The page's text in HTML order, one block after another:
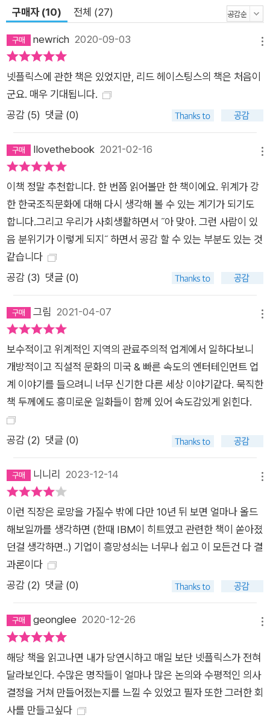
플레이어를 모은 후, 시장 가치에 맞게 연봉을 인상해 주면서 높
원들이 누구의 눈치도 보지 않고 최고의 의사결정을 할 수 있도록
각종 규제와 통제를 제거해 나간다. 이 같은 운영 방식이 누구보
다 빠른 혁신을 가능하게 했다. 마이어 교수는 2년여의 기간 동안
200명이 넘는 넷플릭스 전.현직 직원을 인터뷰하며 그들의 문화
를 분석했다. 그간 넷플릭스 밖에서 그들의 문화를 연구하고 파헤
쳤던 무수한 기업과 언론매체가 결코 알 수 없었던 넷플릭스 성공
의 실체가 《규칙 없음》에서 그 베일을 벗는다. “독수리를 새장에
가두지 말 것!” 놀랍도록 유연한 넷플릭스의 독특한 생태계 창의
성과 혁신. 이 시대 기업은 물론 개인의 ‘성공 요인’에 빠지지 않
고 등장하는 단어다. 문제는 남다른 창의성을 갖추고 능률적으로
일하는 인재들로 회사를 꾸려놓고도, 많은 조직이 산업 시대에서
나 통할 법한 통제와 규정을 마련해 직원들의 장점을 상쇄한다는
것이다. 하늘로 솟구쳐 오르려는 독수리를 새장에 가두는 격. 리
드 헤이스팅스는 자신이 처음 설립했던 ‘퓨어 소프트웨어’에서의
실패를 교훈 삼아, 넷플릭스를 완전히 다르게 운영하기로 결심했
다. 인재들의 날개를 칭칭 감고 있던 관료주의적인 통제와 절차를
없애기로 한 것이다. 웬만한 회사에는 있지만, 넷플릭스에는 없는
규정과 절차만 10가지가 넘는다. 가령 이런 것들이다. 휴가 규정 |
비용 규정 | 승인 절차 | 출장 규정 | 계약 승인 | 급여 등급 의사결
정 승인 | 성과 향상 계획 | 인상 풀 | 핵심성과지표 | 목표관리법
위원회에 의한 의사결정 | 연봉 밴드 | 성과에 따른 보너스 넷플릭
스에는 정해진 휴가 기간이 없다. 기획한 아이템 진행이나 업체와
의 계약 여부에 상사의 승인을 기다릴 필요도 없다. 출장 시 어느
이 구입할 수 있는지에 관한 규정 역시 없다. 직급에 따른 연봉 기
준도 없지만, 확실한 건 업계 최고 수준이라는 것이다. 물론 성과
주기 때문이다. 인간은 먼저 확실한 보상을 보장받을 때, 최고의
아이디어와 창의성이 발현된다는 판단에서다. 규정이나 절차가
없으면 너무 방만하게 운영되고 이를 악용하는 직원이 생기지 않
을까 우려할 수 있다. 물론 일반적인 결재 시스템을 갖췄을 때와
비교해 경비가 10%가량 늘었지만, 리드 헤이스팅스의 말을 빌리
도 아니다. 덕분에 넷플릭스는 스타 플레이어들이 일하고 싶은 회
사가 되었고, 이들을 통해 대단히 빠르고 놀라울 정도로 유연하게
움직이는 혁신 기업이 되었으니까! R&P과 F&R, 당신의 선택은?
넷플릭스처럼 재미있는, 그들의 경영법 《규칙 없음》의 두 저자는
통찰력이 돋보이는 관점과 명쾌한 필치로 이야기를 주고받으며,
실제 넷플릭스 전.현직 직원들의 풍부한 사례를 재료 삼아 주장을
구매자 (10) 전체 (27)
newrich 2020-09-03
넷플릭스에 관한 책은 있었지만, 리드 헤이스팅스의 책은 처음이
군요. 매우 기대됩니다.
공감 (5) 댓글 (0)
Ilovethebook 2021-02-16
이책 정말 추천합니다. 한 번쯤 읽어볼만 한 책이에요. 위계가 강
한 한국조직문화에 대해 다시 생각해 볼 수 있는 계기가 되기도
합니다.그리고 우리가 사회생활하면서 ˝아 맞아. 그런 사람이 있
음 분위기가 이렇게 되지˝ 하면서 공감 할 수 있는 부분도 있는 것
같습니다
공감 (3) 댓글 (0)
그림 2021-04-07
보수적이고 위계적인 지역의 관료주의적 업계에서 일하다보니
개방적이고 직설적 문화의 미국 & 빠른 속도의 엔터테인먼트 업
계 이야기를 들으려니 너무 신기한 다른 세상 이야기같다. 묵직한
책 두께에도 흥미로운 일화들이 함께 있어 속도감있게 읽힌다.
공감 (2) 댓글 (0)
니니리 2023-12-14
이런 직장은 로망을 가질수 밖에 다만 10년 뒤 보면 얼마나 올드
해보일까를 생각하면 (한때 IBM이 히트였고 관련한 책이 쏟아졌
던걸 생각하면..) 기업이 흥망성쇠는 너무나 쉽고 이 모든건 다 결
과론이다
공감 (2) 댓글 (0)
geonglee 2020-12-26
해당 책을 읽고나면 내가 당연시하고 매일 보단 넷플릭스가 전혀
달라보인다. 수많은 명작들이 얼마나 많은 논의와 수평적인 의사
결정을 거쳐 만들어졌는지를 느낄 수 있었고 필자 또한 그러한 회
사를 만들고싶다